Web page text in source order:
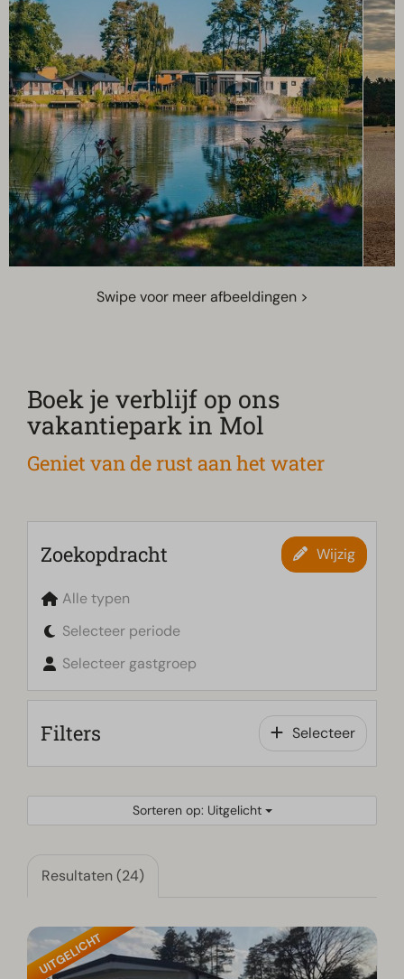
Swipe voor meer afbeeldingen >
Boek je verblijf op ons
vakantiepark in Mol
Geniet van de rust aan het water
Zoekopdracht Wijzig
Alle typen
Selecteer periode
Selecteer gastgroep
Filters Selecteer
Sorteren op: Uitgelicht
Resultaten (24)
UITGELICHT